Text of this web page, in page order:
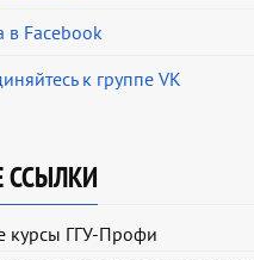
в Facebook
к группе VK
ССЫЛКИ
курсы ГГУ-Профи